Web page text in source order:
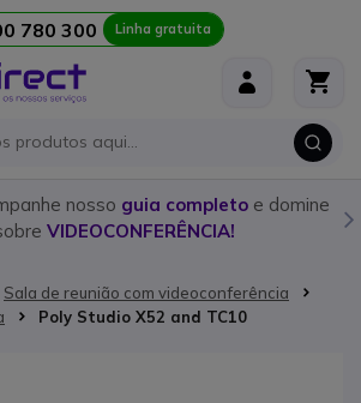
780 300 Linha gratuita
nosso guia completoe domine
VIDEOCONFERÊNCIA!
Sala de reunião com videoconferência
Poly Studio X52 and TC10